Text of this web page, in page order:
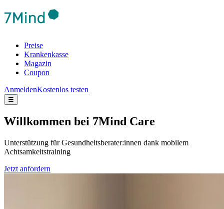
Preise
Krankenkasse
Magazin
Coupon
AnmeldenKostenlos testen
☰
Will­kom­men bei 7Mind Care
Unterstützung für Gesundheitsberater:innen dank mobilem
Achtsamkeitstraining
Jetzt anfordern